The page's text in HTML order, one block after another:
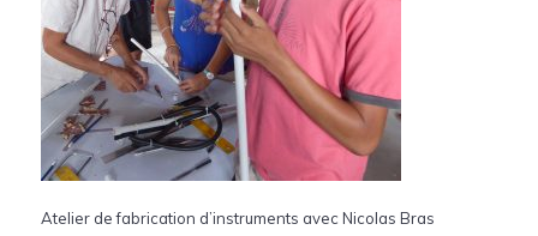
Atelier de fabrication d’instruments avec Nicolas Bras